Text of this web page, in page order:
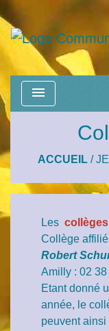
menu
ACCUEIL/
Les collèges
Collège
Robert
Amilly : 02
Etant donné
année, le
peuvent ainsi